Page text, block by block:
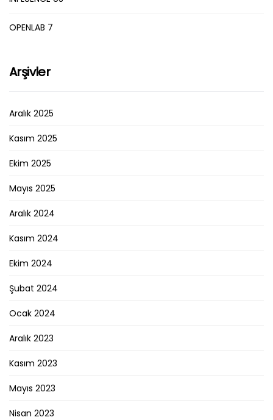
OPENLAB 7
Arşivler
Aralık 2025
Kasım 2025
Ekim 2025
Mayıs 2025
Aralık 2024
Kasım 2024
Ekim 2024
Şubat 2024
Ocak 2024
Aralık 2023
Kasım 2023
Mayıs 2023
Nisan 2023